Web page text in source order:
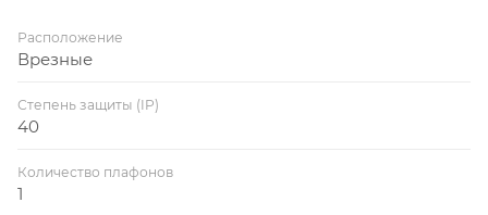
Расположение
Врезные
Степень защиты (IP)
40
Количество плафонов
1